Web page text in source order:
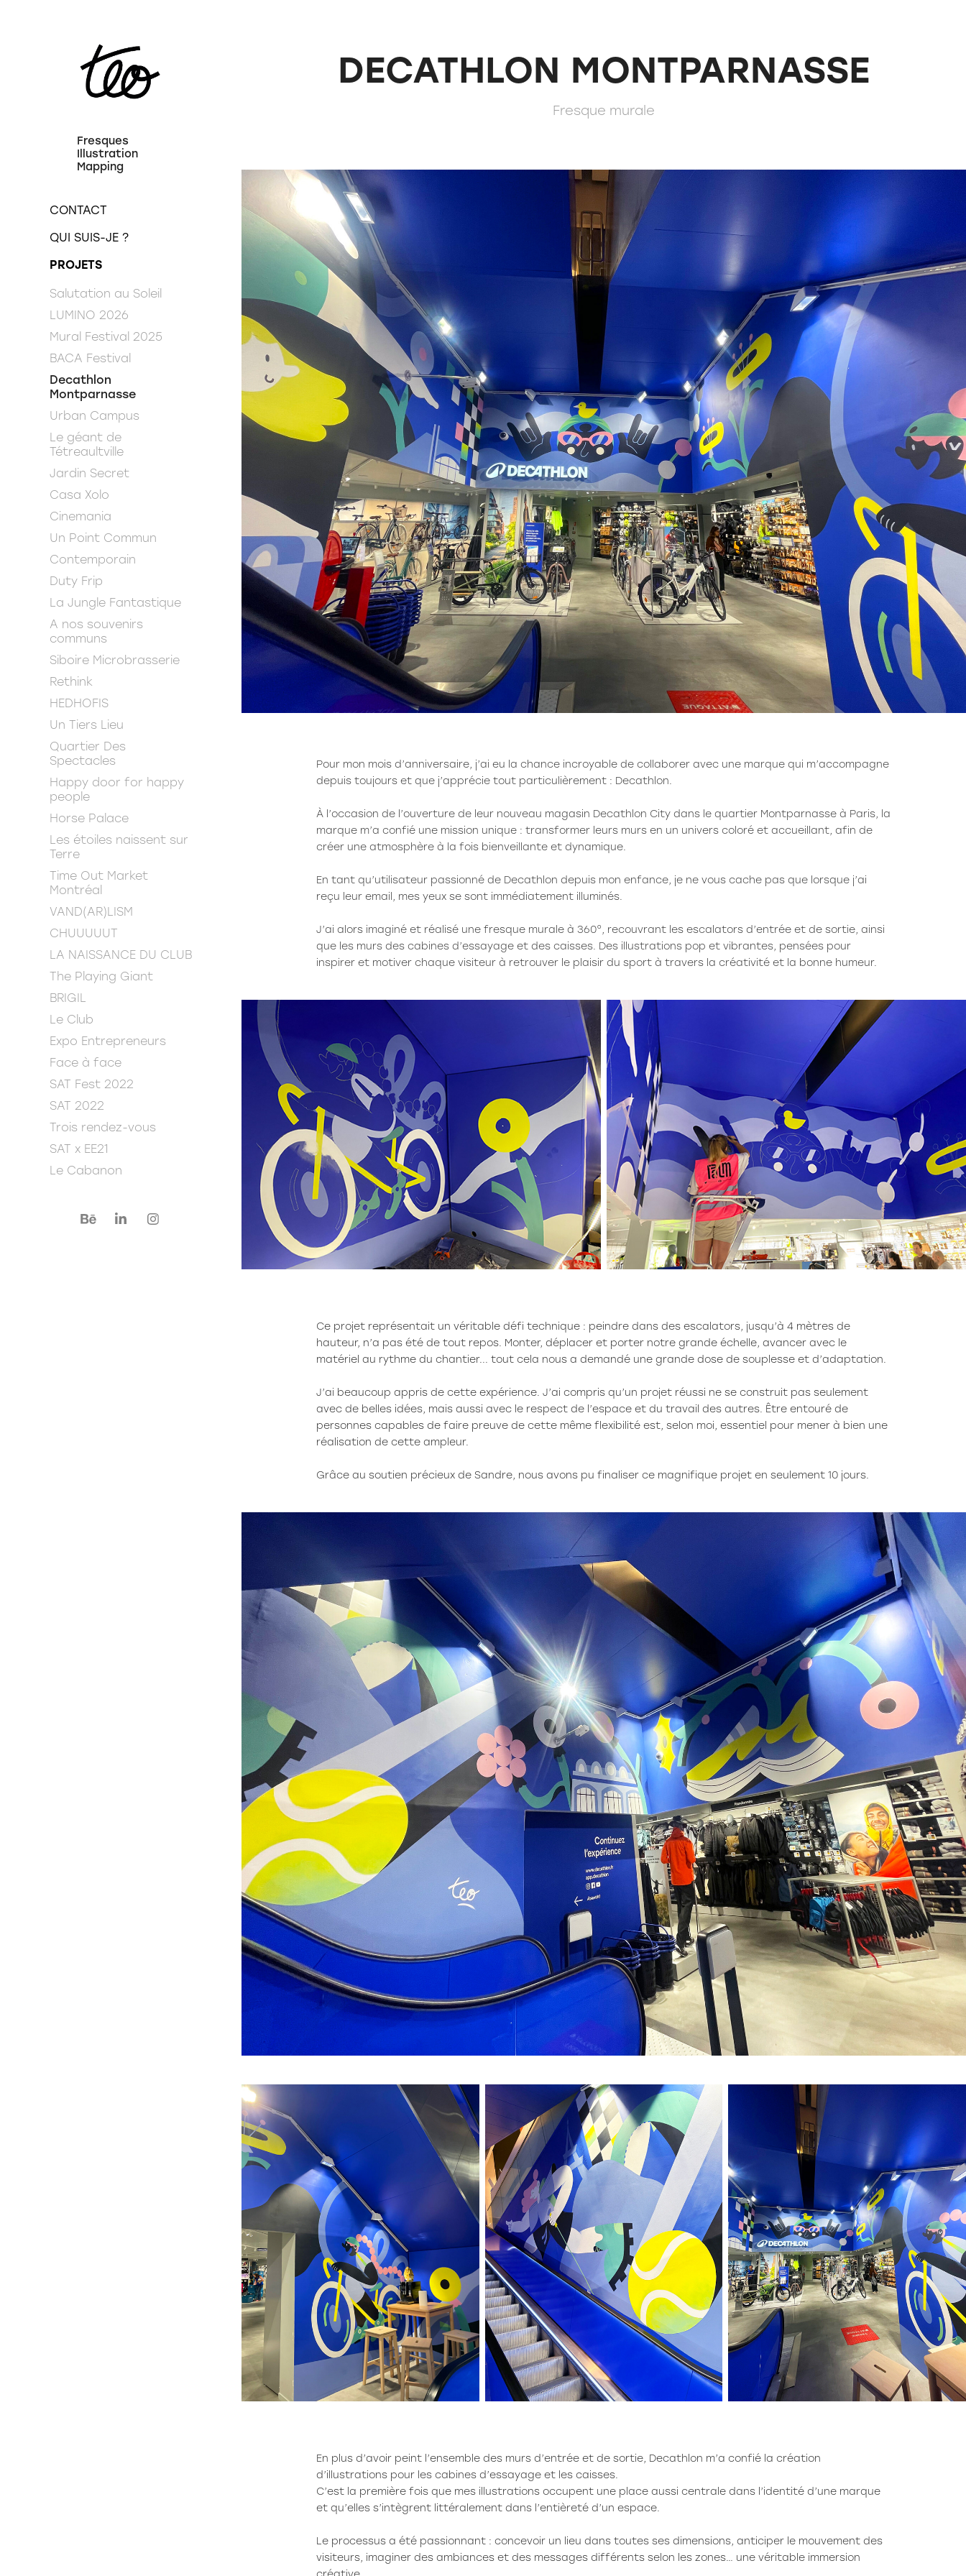
Fresques
Illustration
Mapping
CONTACT
QUI SUIS-JE ?
PROJETS
Salutation au Soleil
LUMINO 2026
Mural Festival 2025
BACA Festival
Decathlon
Montparnasse
Urban Campus
Le géant de
Tétreaultville
Jardin Secret
Casa Xolo
Cinemania
Un Point Commun
Contemporain
Duty Frip
La Jungle Fantastique
A nos souvenirs
communs
Siboire Microbrasserie
Rethink
HEDHOFIS
Un Tiers Lieu
Quartier Des
Spectacles
Happy door for happy
people
Horse Palace
Les étoiles naissent sur
Terre
Time Out Market
Montréal
VAND(AR)LISM
CHUUUUUT
LA NAISSANCE DU CLUB
The Playing Giant
BRIGIL
Le Club
Expo Entrepreneurs
Face à face
SAT Fest 2022
SAT 2022
Trois rendez-vous
SAT x EE21
Le Cabanon
DECATHLON MONTPARNASSE
Fresque murale
Pour mon mois d’anniversaire, j’ai eu la chance incroyable de collaborer avec une marque qui m’accompagne
depuis toujours et que j’apprécie tout particulièrement : Decathlon.
À l’occasion de l’ouverture de leur nouveau magasin Decathlon City dans le quartier Montparnasse à Paris, la
marque m’a confié une mission unique : transformer leurs murs en un univers coloré et accueillant, afin de
créer une atmosphère à la fois bienveillante et dynamique.
En tant qu’utilisateur passionné de Decathlon depuis mon enfance, je ne vous cache pas que lorsque j’ai
reçu leur email, mes yeux se sont immédiatement illuminés.
J’ai alors imaginé et réalisé une fresque murale à 360°, recouvrant les escalators d’entrée et de sortie, ainsi
que les murs des cabines d’essayage et des caisses. Des illustrations pop et vibrantes, pensées pour
inspirer et motiver chaque visiteur à retrouver le plaisir du sport à travers la créativité et la bonne humeur.
Ce projet représentait un véritable défi technique : peindre dans des escalators, jusqu’à 4 mètres de
hauteur, n’a pas été de tout repos. Monter, déplacer et porter notre grande échelle, avancer avec le
matériel au rythme du chantier... tout cela nous a demandé une grande dose de souplesse et d’adaptation.
J’ai beaucoup appris de cette expérience. J’ai compris qu’un projet réussi ne se construit pas seulement
avec de belles idées, mais aussi avec le respect de l’espace et du travail des autres. Être entouré de
personnes capables de faire preuve de cette même flexibilité est, selon moi, essentiel pour mener à bien une
réalisation de cette ampleur.
Grâce au soutien précieux de Sandre, nous avons pu finaliser ce magnifique projet en seulement 10 jours.
En plus d’avoir peint l’ensemble des murs d’entrée et de sortie, Decathlon m’a confié la création
d’illustrations pour les cabines d’essayage et les caisses.
C’est la première fois que mes illustrations occupent une place aussi centrale dans l’identité d’une marque
et qu’elles s’intègrent littéralement dans l’entièreté d’un espace.
Le processus a été passionnant : concevoir un lieu dans toutes ses dimensions, anticiper le mouvement des
visiteurs, imaginer des ambiances et des messages différents selon les zones… une véritable immersion